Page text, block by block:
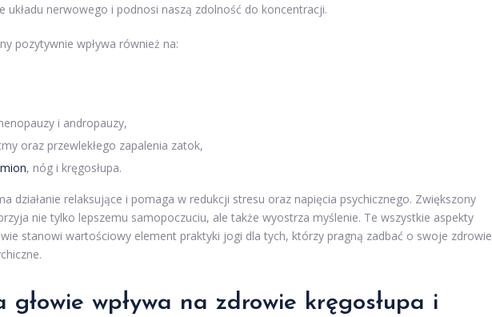
układu nerwowego i podnosi naszą zdolność do koncentracji.
pozytywnie wpływa również na:
i andropauzy,
oraz przewlekłego zapalenia zatok,
, nóg i kręgosłupa.
działanie relaksujące i pomaga w redukcji stresu oraz napięcia psychicznego. Zwiększony
nie tylko lepszemu samopoczuciu, ale także wyostrza myślenie. Te wszystkie aspekty
stanowi wartościowy element praktyki jogi dla tych, którzy pragną zadbać o swoje zdrowie
głowie wpływa na zdrowie kręgosłupa i